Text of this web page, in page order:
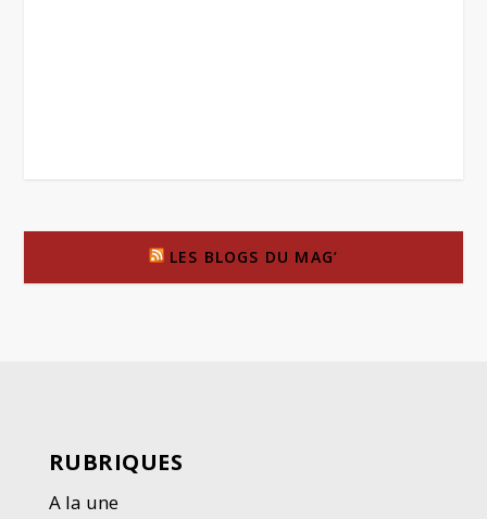
LES BLOGS DU MAG’
RUBRIQUES
A la une